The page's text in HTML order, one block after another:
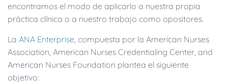
encontramos el modo de aplicarlo a nuestra propia
práctica clínica o a nuestro trabajo como opositores.
La ANA Enterprise , compuesta por la American Nurses
Association, American Nurses Credentialing Center, and
American Nurses Foundation plantea el siguiente
objetivo: